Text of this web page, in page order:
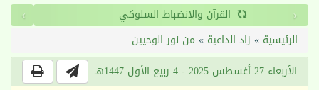
القرآن والانضباط السلوكي ‹
›
الرئيسية » زاد الداعية » من نور الوحيين
الأربعاء 27 أغسطس 2025 - 4 ربيع الأول 1447هـ